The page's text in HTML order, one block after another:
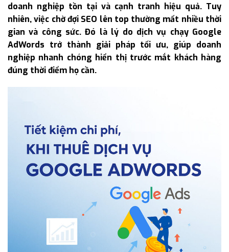
doanh nghiệp tồn tại và cạnh tranh hiệu quả. Tuy
nhiên, việc chờ đợi SEO lên top thường mất nhiều thời
gian và công sức. Đó là lý do dịch vụ chạy Google
AdWords trở thành giải pháp tối ưu, giúp doanh
nghiệp nhanh chóng hiển thị trước mắt khách hàng
đúng thời điểm họ cần.